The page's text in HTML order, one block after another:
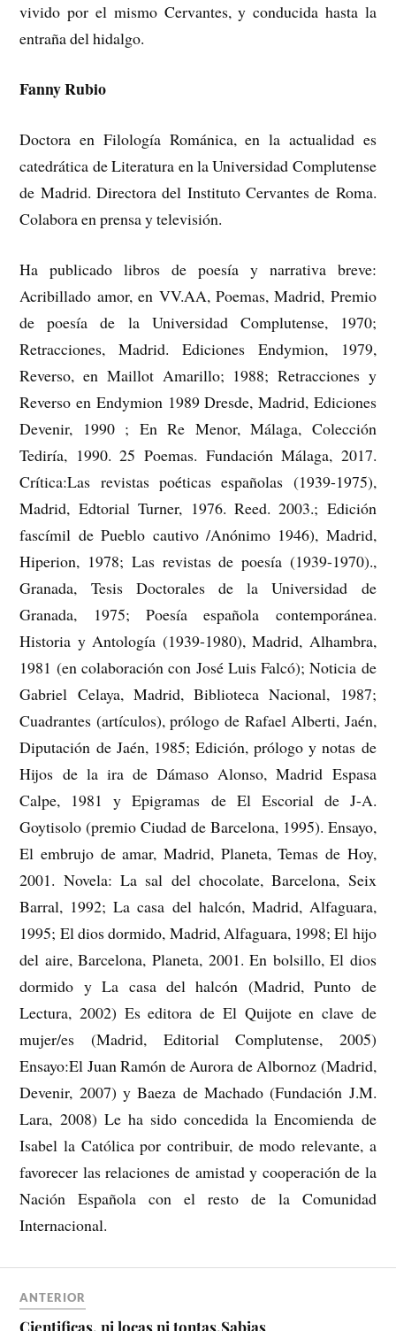
vivido por el mismo Cervantes, y conducida hasta la
entraña del hidalgo.
Fanny Rubio
Doctora en Filología Románica, en la actualidad es
catedrática de Literatura en la Universidad Complutense
de Madrid. Directora del Instituto Cervantes de Roma.
Colabora en prensa y televisión.
Ha publicado libros de poesía y narrativa breve:
Acribillado amor, en VV.AA, Poemas, Madrid, Premio
de poesía de la Universidad Complutense, 1970;
Retracciones, Madrid. Ediciones Endymion, 1979,
Reverso, en Maillot Amarillo; 1988; Retracciones y
Reverso en Endymion 1989 Dresde, Madrid, Ediciones
Devenir, 1990 ; En Re Menor, Málaga, Colección
Tediría, 1990. 25 Poemas. Fundación Málaga, 2017.
Crítica:Las revistas poéticas españolas (1939-1975),
Madrid, Edtorial Turner, 1976. Reed. 2003.; Edición
fascímil de Pueblo cautivo /Anónimo 1946), Madrid,
Hiperion, 1978; Las revistas de poesía (1939-1970).,
Granada, Tesis Doctorales de la Universidad de
Granada, 1975; Poesía española contemporánea.
Historia y Antología (1939-1980), Madrid, Alhambra,
1981 (en colaboración con José Luis Falcó); Noticia de
Gabriel Celaya, Madrid, Biblioteca Nacional, 1987;
Cuadrantes (artículos), prólogo de Rafael Alberti, Jaén,
Diputación de Jaén, 1985; Edición, prólogo y notas de
Hijos de la ira de Dámaso Alonso, Madrid Espasa
Calpe, 1981 y Epigramas de El Escorial de J-A.
Goytisolo (premio Ciudad de Barcelona, 1995). Ensayo,
El embrujo de amar, Madrid, Planeta, Temas de Hoy,
2001. Novela: La sal del chocolate, Barcelona, Seix
Barral, 1992; La casa del halcón, Madrid, Alfaguara,
1995; El dios dormido, Madrid, Alfaguara, 1998; El hijo
del aire, Barcelona, Planeta, 2001. En bolsillo, El dios
dormido y La casa del halcón (Madrid, Punto de
Lectura, 2002) Es editora de El Quijote en clave de
mujer/es (Madrid, Editorial Complutense, 2005)
Ensayo:El Juan Ramón de Aurora de Albornoz (Madrid,
Devenir, 2007) y Baeza de Machado (Fundación J.M.
Lara, 2008) Le ha sido concedida la Encomienda de
Isabel la Católica por contribuir, de modo relevante, a
favorecer las relaciones de amistad y cooperación de la
Nación Española con el resto de la Comunidad
Internacional.
ANTERIOR
Cientificas, ni locas ni tontas.Sabias